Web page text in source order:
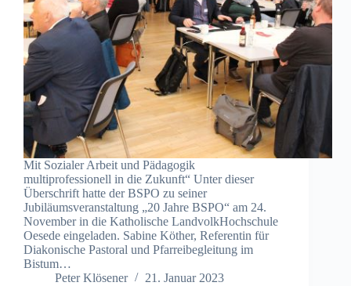
Mit Sozialer Arbeit und Pädagogik
multiprofessionell in die Zukunft“ Unter dieser
Überschrift hatte der BSPO zu seiner
Jubiläumsveranstaltung „20 Jahre BSPO“ am 24.
November in die Katholische LandvolkHochschule
Oesede eingeladen. Sabine Köther, Referentin für
Diakonische Pastoral und Pfarreibegleitung im
Bistum…
Peter Klösener
21. Januar 2023